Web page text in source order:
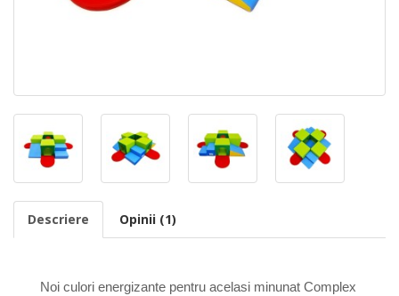
Descriere Opinii (1)
Noi culori energizante pentru acelasi minunat Complex